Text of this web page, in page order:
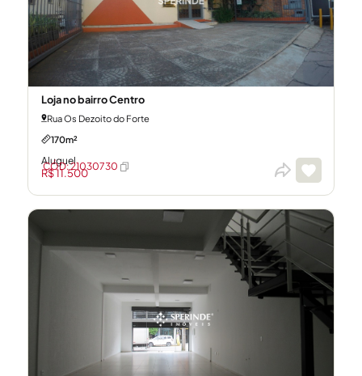
Loja no bairro Centro
Rua Os Dezoito do Forte
170m²
Aluguel
R$ 11.500
CÓD: 21030730